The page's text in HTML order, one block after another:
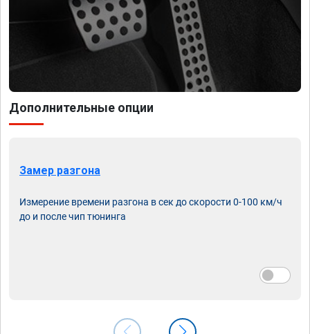
Дополнительные опции
Замер разгона
Измерение времени разгона в сек до скорости 0-100 км/ч
до и после чип тюнинга